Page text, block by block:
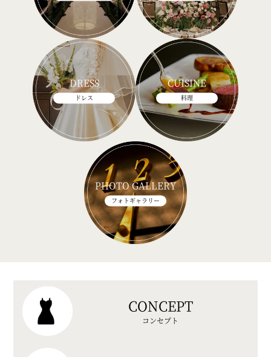
DRESS
ドレス
CUISINE
料理
PHOTO GALLERY
フォトギャラリー
CONCEPT
コンセプト